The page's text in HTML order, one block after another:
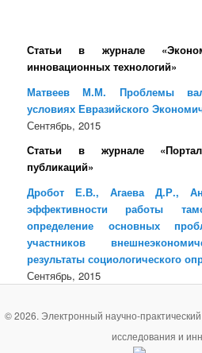
Статьи в журнале
инновационных технологий»
Матвеев М.М. Проблемы
условиях Евразийского
Сентябрь, 2015
Статьи в журнале «Портал
публикаций»
Дробот Е.В., Агаева Д.Р.,
эффективности работы
определение основных
участников
результаты социологического
Сентябрь, 2015
© 2026. Электронный научно-
исследования и